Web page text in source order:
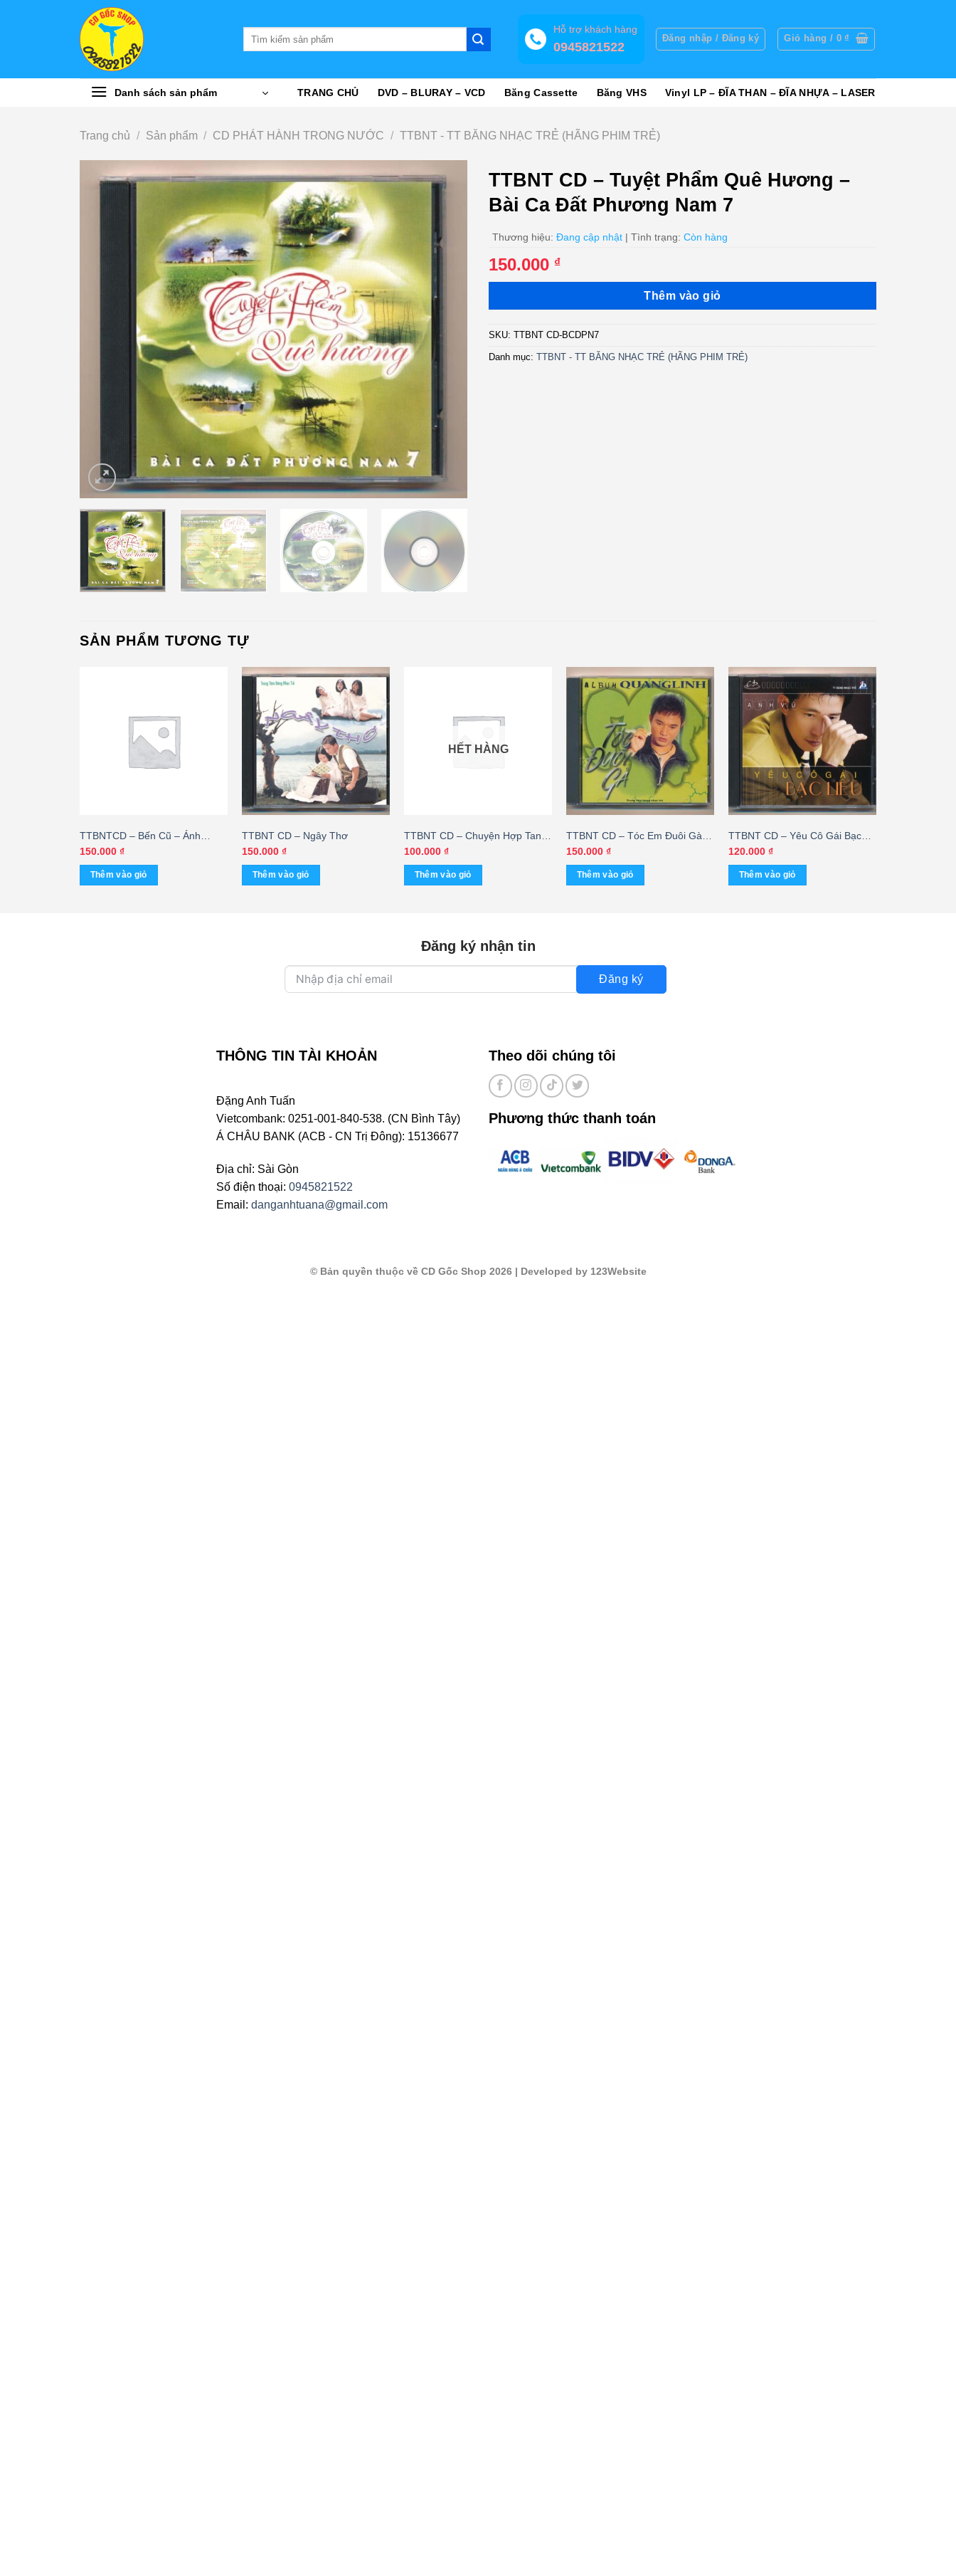
Hỗ trợ khách hàng
0945821522
Đăng nhập / Đăng ký Giỏ hàng / 0₫
Danh sách sản phẩm TRANG CHỦ DVD – BLURAY – VCD Băng Cassette Băng VHS Vinyl LP – ĐĨA THAN – ĐĨA NHỰA – LASER
Trang chủ / Sản phẩm / CD PHÁT HÀNH TRONG NƯỚC / TTBNT - TT BĂNG NHẠC TRẺ (HÃNG PHIM TRẺ)
TTBNT CD – Tuyệt Phẩm Quê Hương –
Bài Ca Đất Phương Nam 7
Thương hiệu: Đang cập nhật | Tình trạng: Còn hàng
150.000 ₫
Thêm vào giỏ
SKU: TTBNT CD-BCDPN7
Danh mục: TTBNT - TT BĂNG NHẠC TRẺ (HÃNG PHIM TRẺ)
SẢN PHẨM TƯƠNG TỰ
TTBNTCD – Bến Cũ – Ánh
Tuyết 2 (KGMG) – cái
150.000 ₫
Thêm vào giỏ
TTBNT CD – Ngây Thơ
150.000 ₫
Thêm vào giỏ
HẾT HÀNG
TTBNT CD – Chuyện Hợp Tan –
Ngọc Sơn (KGMHCM) – cái
100.000 ₫
Thêm vào giỏ
TTBNT CD – Tóc Em Đuôi Gà –
Quang Linh
150.000 ₫
Thêm vào giỏ
TTBNT CD – Yêu Cô Gái Bạc
Liêu – Anh Vũ – cái
120.000 ₫
Thêm vào giỏ
Đăng ký nhận tin
Đăng ký
THÔNG TIN TÀI KHOẢN
Đặng Anh Tuấn
Vietcombank: 0251-001-840-538. (CN Bình Tây)
Á CHÂU BANK (ACB - CN Trị Đông): 15136677
Địa chỉ: Sài Gòn
Số điện thoại: 0945821522
Email: danganhtuana@gmail.com
Theo dõi chúng tôi
Phương thức thanh toán
© Bản quyền thuộc về CD Gốc Shop 2026| Developed by 123Website